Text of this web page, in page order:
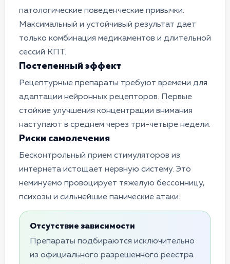
патологические поведенческие привычки.
Максимальный и устойчивый результат дает
только комбинация медикаментов и длительной
сессий КПТ.
Постепенный эффект
Рецептурные препараты требуют времени для
адаптации нейронных рецепторов. Первые
стойкие улучшения концентрации внимания
наступают в среднем через три-четыре недели.
Риски самолечения
Бесконтрольный прием стимуляторов из
интернета истощает нервную систему. Это
неминуемо провоцирует тяжелую бессонницу,
психозы и сильнейшие панические атаки.
Отсутствие зависимости
Препараты подбираются исключительно
из официального разрешенного реестра